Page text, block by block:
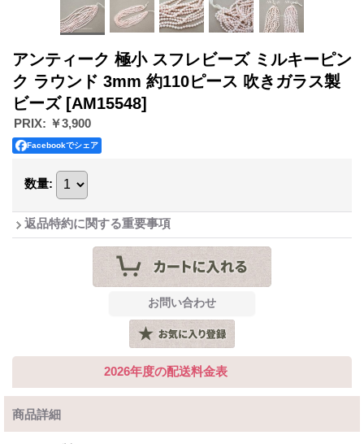
アンティーク 極小 スフレビーズ ミルキーピン
ク ラウンド 3mm 約110ピース 吹きガラス製
ビーズ [AM15548]
PRIX: ￥3,900
Facebookでシェア
数量:
返品特約に関する重要事項
2026年度の配送料金表
商品詳細